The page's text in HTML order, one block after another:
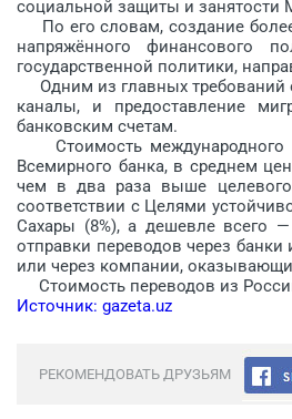
социальной защиты и занятости
По его словам, создание
напряжённого финансового
государственной политики,
Одним из главных требований
каналы, и предоставление
банковским счетам.
Стоимость международного
Всемирного банка, в среднем
чем в два раза выше целевого
соответствии с Целями
Сахары (8%), а дешевле всего
отправки переводов через
или через компании,
Стоимость переводов из
Источник: gazeta.uz
РЕКОМЕНДОВАТЬ ДРУЗЬЯМ